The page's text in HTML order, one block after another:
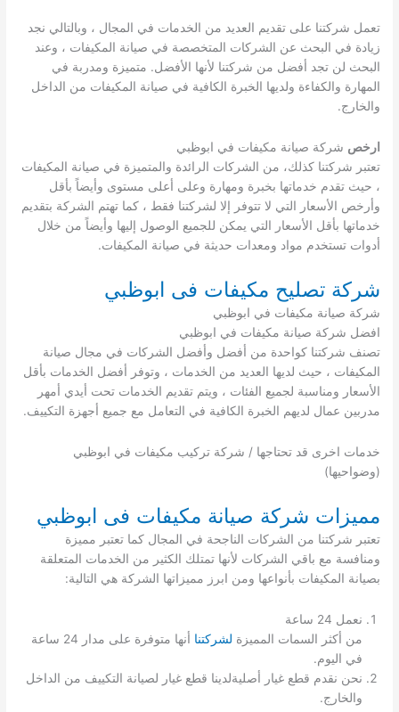
تعمل شركتنا على تقديم العديد من الخدمات في المجال ، وبالتالي نجد
زيادة في البحث عن الشركات المتخصصة في صيانة المكيفات ، وعند
البحث لن تجد أفضل من شركتنا لأنها الأفضل. متميزة ومدربة في
المهارة والكفاءة ولديها الخبرة الكافية في صيانة المكيفات من الداخل
والخارج.
ارخص شركة صيانة مكيفات في ابوظبي
تعتبر شركتنا كذلك، من الشركات الرائدة والمتميزة في صيانة المكيفات
، حيث تقدم خدماتها بخبرة ومهارة وعلى أعلى مستوى وأيضاً بأقل
وأرخص الأسعار التي لا تتوفر إلا لشركتنا فقط ، كما تهتم الشركة بتقديم
خدماتها بأقل الأسعار التي يمكن للجميع الوصول إليها وأيضاً من خلال
أدوات تستخدم مواد ومعدات حديثة في صيانة المكيفات.
شركة تصليح مكيفات فى ابوظبي
شركة صيانة مكيفات في ابوظبي
افضل شركة صيانة مكيفات في ابوظبي
تصنف شركتنا كواحدة من أفضل وأفضل الشركات في مجال صيانة
المكيفات ، حيث لديها العديد من الخدمات ، وتوفر أفضل الخدمات بأقل
الأسعار ومناسبة لجميع الفئات ، ويتم تقديم الخدمات تحت أيدي أمهر
مدربين عمال لديهم الخبرة الكافية في التعامل مع جميع أجهزة التكييف.
خدمات اخرى قد تحتاجها / شركة تركيب مكيفات في ابوظبي
(وضواحيها)
مميزات شركة صيانة مكيفات فى ابوظبي
تعتبر شركتنا من الشركات الناجحة في المجال كما تعتبر مميزة
ومنافسة مع باقي الشركات لأنها تمتلك الكثير من الخدمات المتعلقة
بصيانة المكيفات بأنواعها ومن ابرز مميزاتها الشركة هي التالية:
نعمل 24 ساعة
من أكثر السمات المميزة لشركتنا
أنها متوفرة على مدار 24 ساعة
في اليوم.
نحن نقدم قطع غيار أصليةلدينا قطع غيار لصيانة التكييف من الداخل
والخارج.